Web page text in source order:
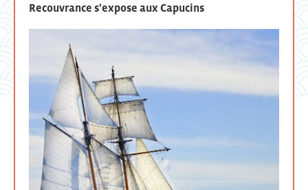
Recouvrance s'expose aux Capucins